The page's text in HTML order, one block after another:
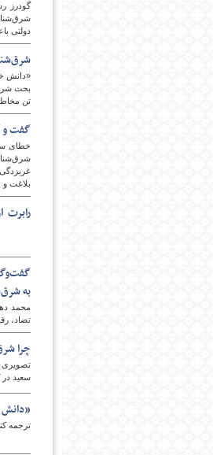
گودرز
دولتی
«دانش
تن
گفت ‌و
خطای
بلاغت و
رابرت
به
محمد
تضاد،
چرا
تصویری
سعید
ترجمه